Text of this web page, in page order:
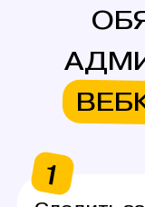
Встречать
показывать
Администратор
в Калининграде
в заранее
и показывает
демонстрирует, чем
пользоваться, где
тёплую коммуникацию
и комфортное
с каждым новым